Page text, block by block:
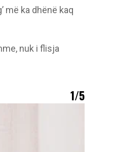
më ka dhënë kaq
nuk i flisja
1/5